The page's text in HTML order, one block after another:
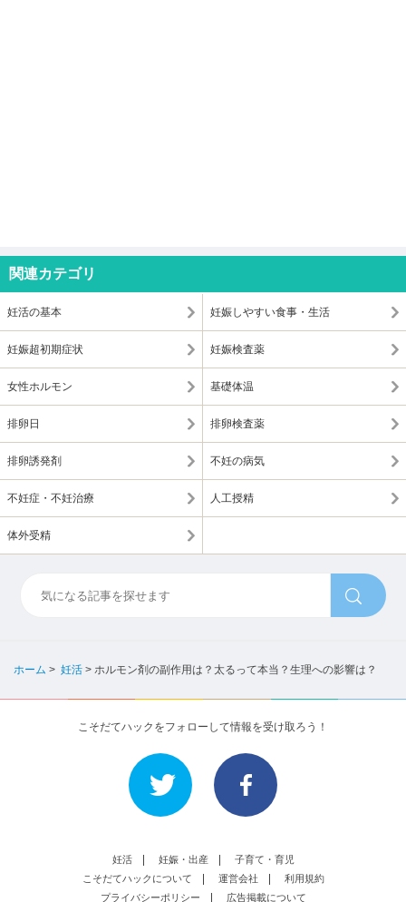
関連カテゴリ
妊活の基本 妊娠しやすい食事・生活
妊娠超初期症状 妊娠検査薬
女性ホルモン 基礎体温
排卵日 排卵検査薬
排卵誘発剤 不妊の病気
不妊症・不妊治療 人工授精
体外受精
ホーム > 妊活 > ホルモン剤の副作用は？太るって本当？生理への影響は？
こそだてハックをフォローして情報を受け取ろう！
妊活 妊娠・出産
子育て・育児
こそだてハックについて
運営会社
利用規約
プライバシーポリシー
広告掲載について